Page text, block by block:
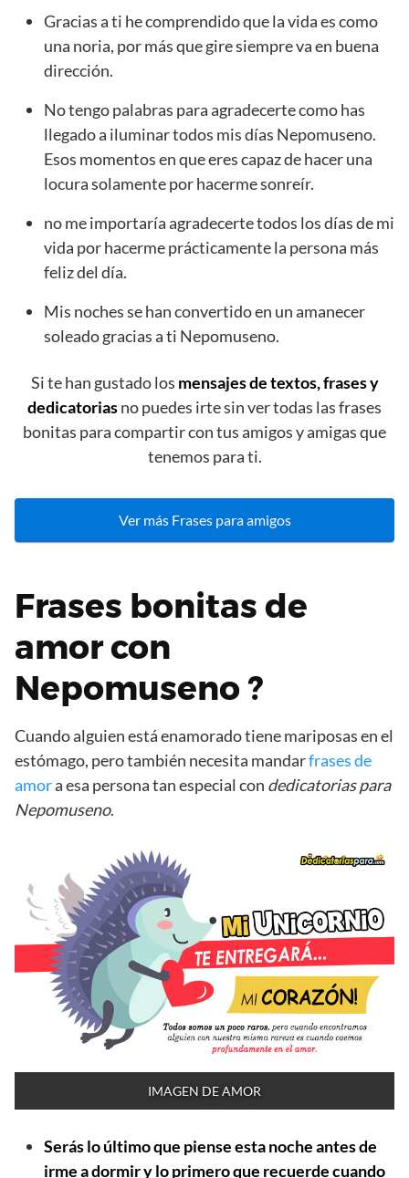
Gracias a ti he comprendido que la vida es como
una noria, por más que gire siempre va en buena
dirección.
No tengo palabras para agradecerte como has
llegado a iluminar todos mis días Nepomuseno.
Esos momentos en que eres capaz de hacer una
locura solamente por hacerme sonreír.
no me importaría agradecerte todos los días de mi
vida por hacerme prácticamente la persona más
feliz del día.
Mis noches se han convertido en un amanecer
soleado gracias a ti Nepomuseno.
Si te han gustado los mensajes de textos, frases y
dedicatoriasno puedes irte sin ver todas las frases
bonitas para compartir con tus amigos y amigas que
tenemos para ti.
Ver más Frases para amigos
Frases bonitas de
amor con
Nepomuseno ?
Cuando alguien está enamorado tiene mariposas en el
estómago, pero también necesita mandarfrases de
amora esa persona tan especial con dedicatorias para
Nepomuseno.
IMAGEN DE AMOR
Serás lo último que piense esta noche antes de
irme a dormir y lo primero que recuerde cuando